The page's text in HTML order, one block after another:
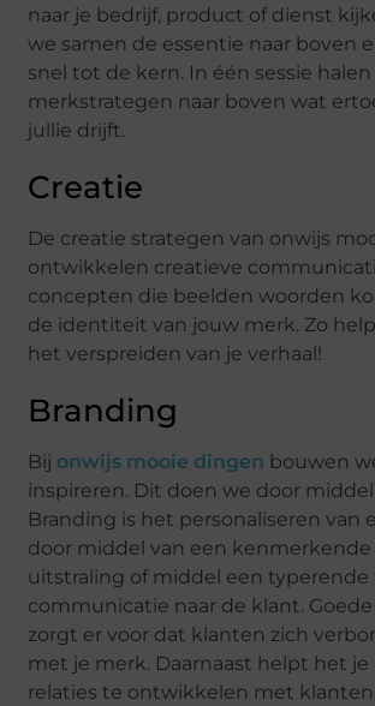
naar je bedrijf, product of dienst
we samen de essentie naar boven
snel tot de kern. In één sessie halen
merkstrategen naar boven wat
jullie drijft.
Creatie
De creatie strategen van onwijs
ontwikkelen creatieve
concepten die beelden woorden
de identiteit van jouw merk. Zo
het verspreiden van je verhaal!
Branding
Bij onwijs mooie dingen bouwen
inspireren. Dit doen we door
Branding is het personaliseren van
door middel van een kenmerkende
uitstraling of middel een typerende
communicatie naar de klant.
zorgt er voor dat klanten zich
met je merk. Daarnaast helpt het
relaties te ontwikkelen met